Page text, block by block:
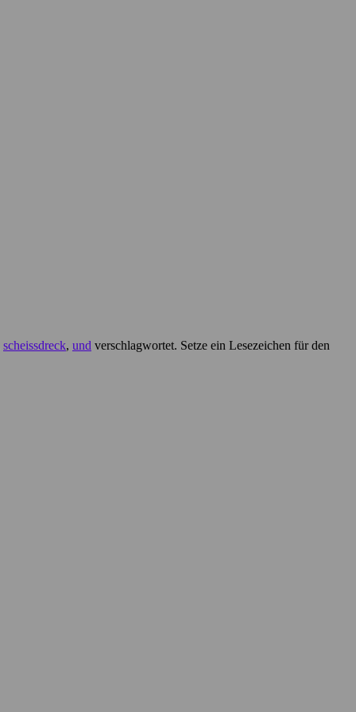
scheissdreck, und verschlagwortet. Setze ein Lesezeichen für den